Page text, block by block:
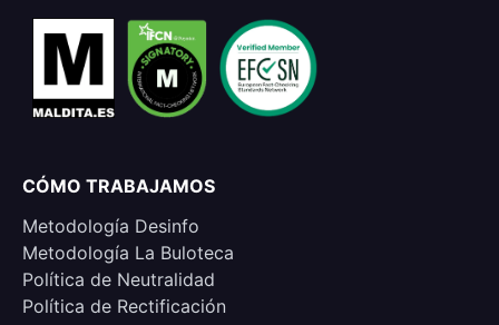
CÓMO TRABAJAMOS
Metodología Desinfo
Metodología La Buloteca
Política de Neutralidad
Política de Rectificación